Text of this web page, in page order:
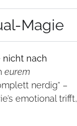
Magie
nicht nach
eurem
nerdig“ –
emotional trifft,